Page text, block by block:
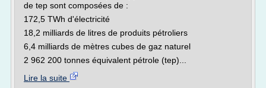
de tep sont composées de :
172,5 TWh d'électricité
18,2 milliards de litres de produits pétroliers
6,4 milliards de mètres cubes de gaz naturel
2 962 200 tonnes équivalent pétrole (tep)...
Lire la suite